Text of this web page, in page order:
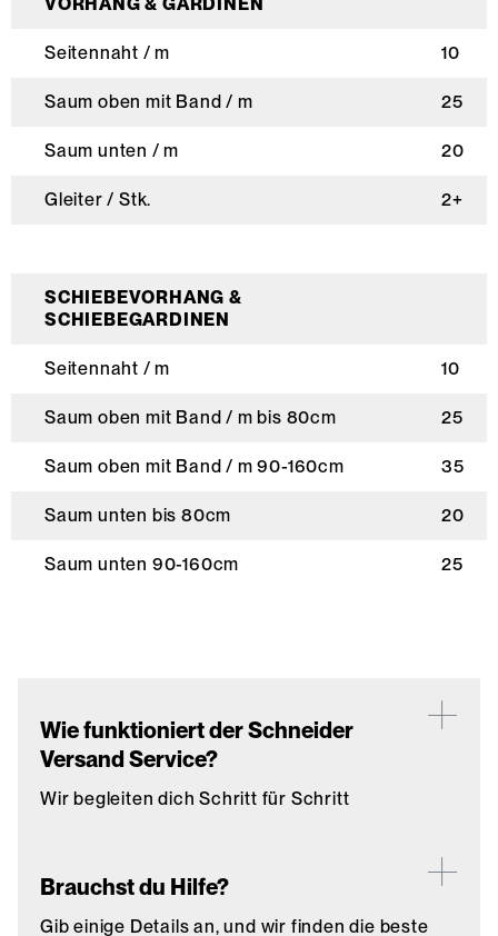
Seitennaht / m 10
Saum oben mit Band / m 25
Saum unten / m 20
Gleiter / Stk. 2+
SCHIEBEVORHANG &
SCHIEBEGARDINEN
Seitennaht / m 10
Saum oben mit Band / m bis 80cm 25
Saum oben mit Band / m 90-160cm 35
Saum unten bis 80cm 20
Saum unten 90-160cm 25
Wie funktioniert der Schneider
Versand Service?
Wir begleiten dich Schritt für Schritt
Brauchst du Hilfe?
Gib einige Details an, und wir finden die beste